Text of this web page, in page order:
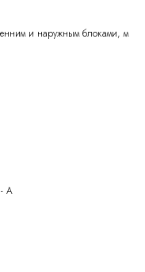
и наружным блоками, м
A